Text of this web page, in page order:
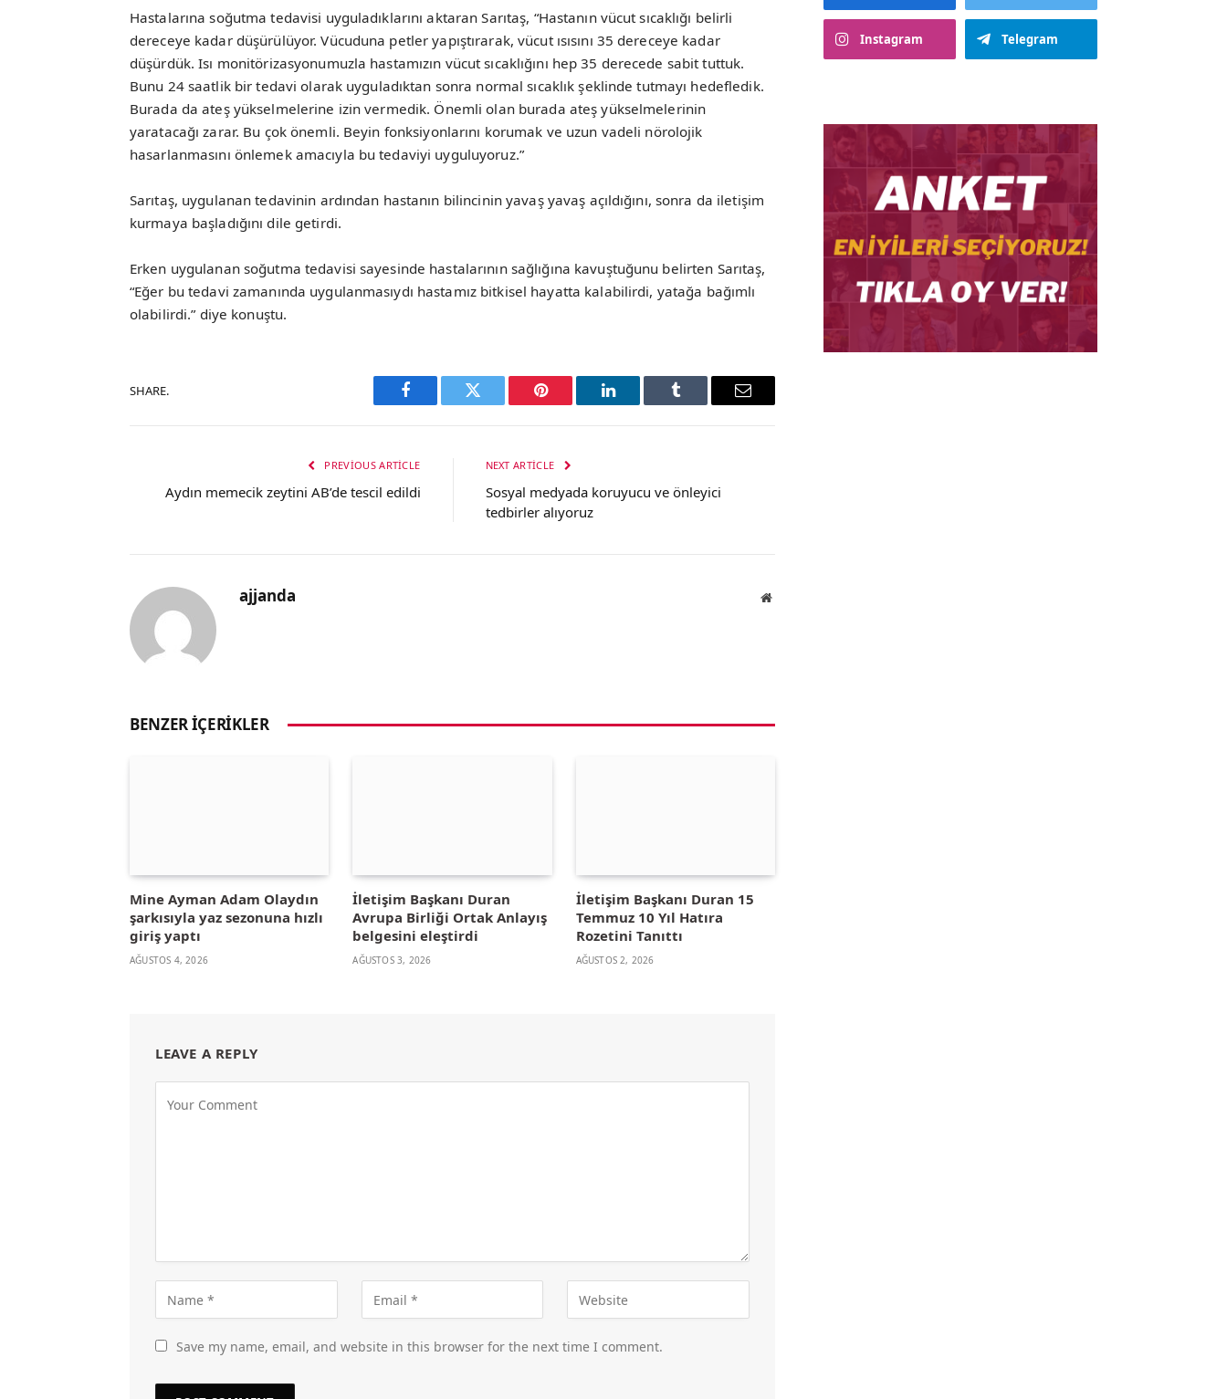
Hastalarına soğutma tedavisi uyguladıklarını aktaran Sarıtaş, “Hastanın vücut sıcaklığı belirli
dereceye kadar düşürülüyor. Vücuduna petler yapıştırarak, vücut ısısını 35 dereceye kadar
düşürdük. Isı monitörizasyonumuzla hastamızın vücut sıcaklığını hep 35 derecede sabit tuttuk.
Bunu 24 saatlik bir tedavi olarak uyguladıktan sonra normal sıcaklık şeklinde tutmayı hedefledik.
Burada da ateş yükselmelerine izin vermedik. Önemli olan burada ateş yükselmelerinin
yaratacağı zarar. Bu çok önemli. Beyin fonksiyonlarını korumak ve uzun vadeli nörolojik
hasarlanmasını önlemek amacıyla bu tedaviyi uyguluyoruz.”
Sarıtaş, uygulanan tedavinin ardından hastanın bilincinin yavaş yavaş açıldığını, sonra da iletişim
kurmaya başladığını dile getirdi.
Erken uygulanan soğutma tedavisi sayesinde hastalarının sağlığına kavuştuğunu belirten Sarıtaş,
“Eğer bu tedavi zamanında uygulanmasıydı hastamız bitkisel hayatta kalabilirdi, yatağa bağımlı
olabilirdi.” diye konuştu.
SHARE.
Facebook Twitter Pinterest LinkedIn Tumblr Email
PREVIOUS ARTICLE
Aydın memecik zeytini AB’de tescil edildi
NEXT ARTICLE
Sosyal medyada koruyucu ve önleyici
tedbirler alıyoruz
ajjanda Website
BENZER İÇERIKLER
Mine Ayman Adam Olaydın
şarkısıyla yaz sezonuna hızlı
giriş yaptı
AĞUSTOS 4, 2026
İletişim Başkanı Duran
Avrupa Birliği Ortak Anlayış
belgesini eleştirdi
AĞUSTOS 3, 2026
İletişim Başkanı Duran 15
Temmuz 10 Yıl Hatıra
Rozetini Tanıttı
AĞUSTOS 2, 2026
LEAVE A REPLY
Save my name, email, and website in this browser for the next time I comment.
Instagram Telegram